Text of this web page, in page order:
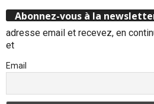
Abonnez-vous à la
adresse email et recevez, en
et
Email